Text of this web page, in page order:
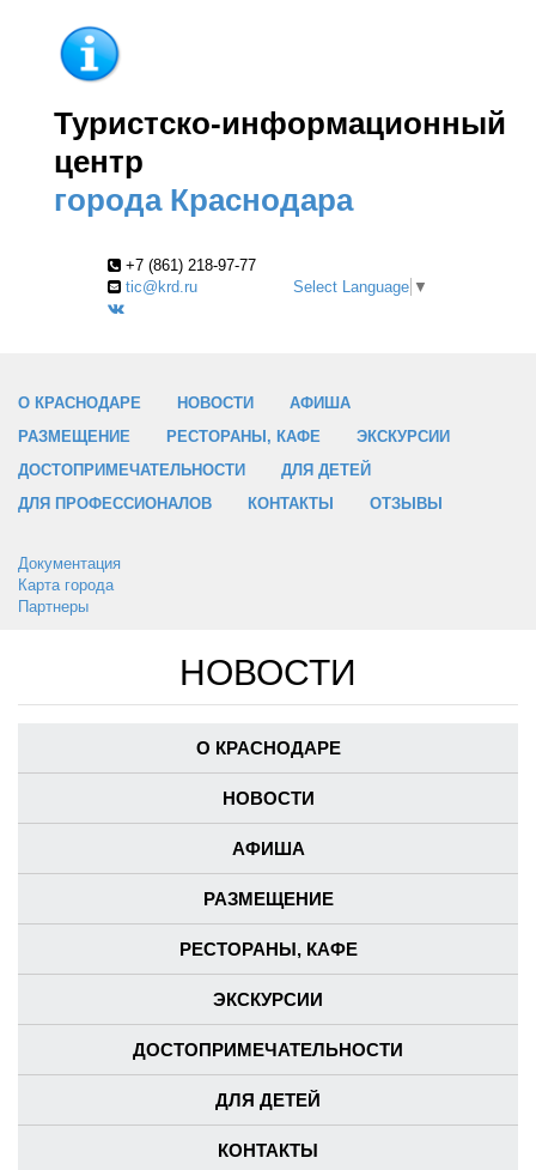
Туристско-информационный
центр
города Краснодара
+7 (861) 218-97-77
tic@krd.ru
Select Language ▼
О КРАСНОДАРЕ НОВОСТИ
АФИША
РАЗМЕЩЕНИЕ
РЕСТОРАНЫ, КАФЕ
ЭКСКУРСИИ
ДОСТОПРИМЕЧАТЕЛЬНОСТИ
ДЛЯ ДЕТЕЙ
ДЛЯ ПРОФЕССИОНАЛОВ
КОНТАКТЫ ОТЗЫВЫ
Документация
Карта города
Партнеры
НОВОСТИ
О КРАСНОДАРЕ
НОВОСТИ
АФИША
РАЗМЕЩЕНИЕ
РЕСТОРАНЫ, КАФЕ
ЭКСКУРСИИ
ДОСТОПРИМЕЧАТЕЛЬНОСТИ
ДЛЯ ДЕТЕЙ
КОНТАКТЫ